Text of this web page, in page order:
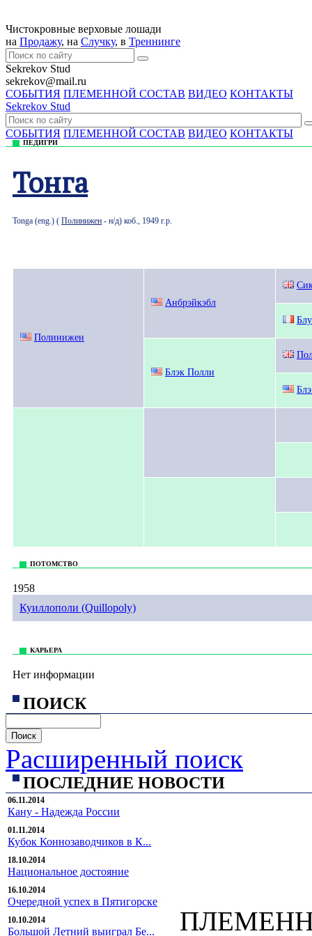
Чистокровные верховые лошади
на Продажу, на Случку, в Треннингe
Sekrekov Stud
sekrekov@mail.ru
СОБЫТИЯ ПЛЕМЕННОЙ СОСТАВ ВИДЕО КОНТАКТЫ
Sekrekov Stud
СОБЫТИЯ ПЛЕМЕННОЙ СОСТАВ ВИДЕО КОНТАКТЫ
ПЕДИГРИ
Тонга
Tonga (eng.) ( Полинижен - н/д) коб., 1949 г.р.
Полинижен
Анбрэйкэбл
Блэк Полли
ПОТОМСТВО
1958
Куиллополи (Quillopoly)
КАРЬЕРА
Нет информации
ПОИСК
Расширенный поиск
ПОСЛЕДНИЕ НОВОСТИ
06.11.2014
Кану - Надежда России
01.11.2014
Кубок Коннозаводчиков в К...
18.10.2014
Национальное достояние
16.10.2014
Очередной успех в Пятигорске
10.10.2014
Большой Летний выиграл Бе...